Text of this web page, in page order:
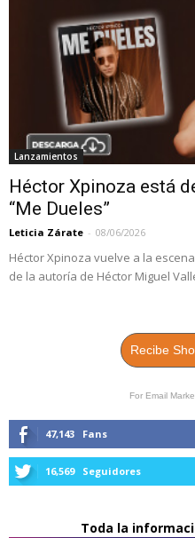
Lanzamientos
Héctor Xpinoza está
“Me Dueles”
Leticia Zárate - 08/06/2026
Héctor Xpinoza vuelve a la
de la autoría de Héctor Miguel
Recibe
For Email
47,143 Fans
16,569 Seguidores
Toda la